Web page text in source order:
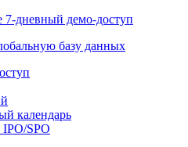
7-дневный демо-доступ
базу данных
календарь
IPO/SPO